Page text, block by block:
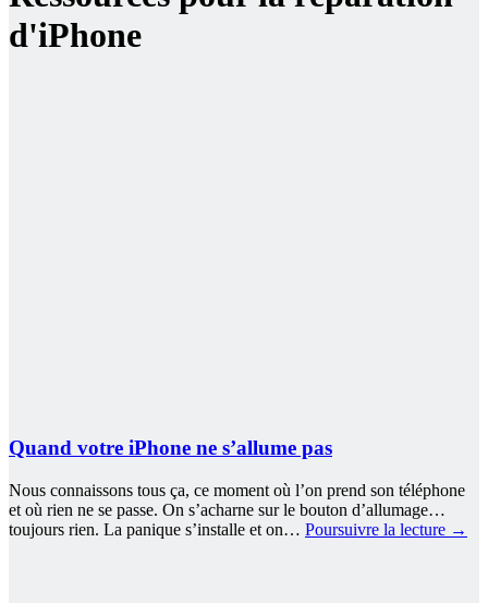
d'iPhone
Quand votre iPhone ne s’allume pas
Nous connaissons tous ça, ce moment où l’on prend son téléphone
et où rien ne se passe. On s’acharne sur le bouton d’allumage…
toujours rien. La panique s’installe et on… Poursuivre la lecture →